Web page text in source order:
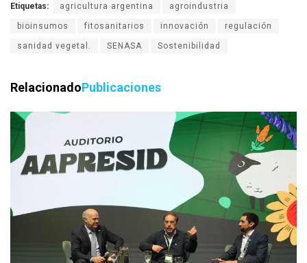
Etiquetas: agricultura argentina agroindustria
bioinsumos fitosanitarios innovación regulación
sanidad vegetal. SENASA Sostenibilidad
RelacionadoPublicaciones